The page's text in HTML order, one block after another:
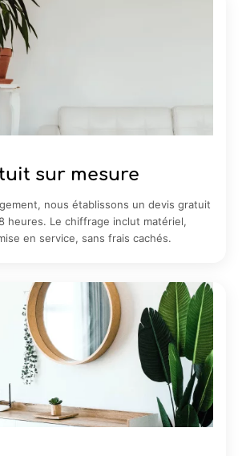
sur mesure
nous établissons un devis gratuit
heures. Le chiffrage inclut matériel,
en service, sans frais cachés.